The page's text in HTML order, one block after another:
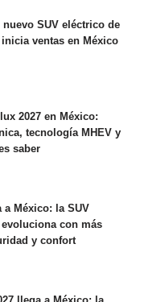
nuevo SUV eléctrico de
ventas en México
2027 en México:
tecnología MHEV y
saber
a México: la SUV
con más
y confort